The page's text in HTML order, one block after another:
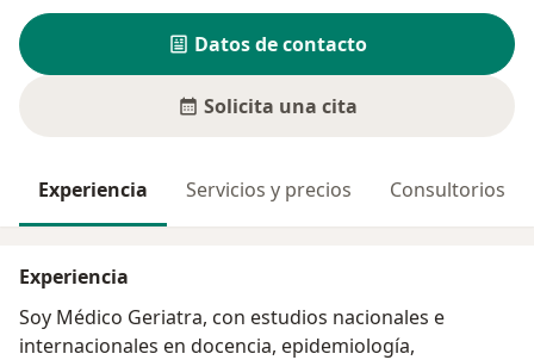
Datos de contacto
Solicita una cita
Experiencia Servicios y precios Consultorios
Experiencia
Soy Médico Geriatra, con estudios nacionales e
internacionales en docencia, epidemiología,